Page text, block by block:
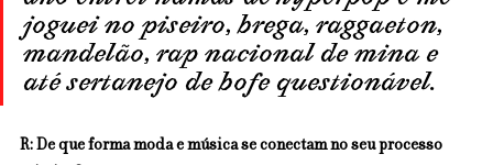
joguei no piseiro, brega, raggaeton,
mandelão, rap nacional de mina e
até sertanejo de bofe questionável.
R: De que forma moda e música se conectam no seu processo